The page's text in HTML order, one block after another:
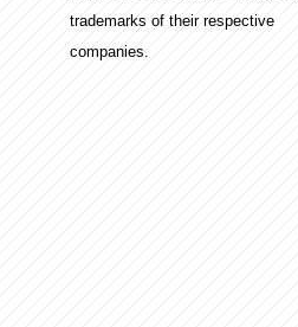
trademarks of their respective
companies.